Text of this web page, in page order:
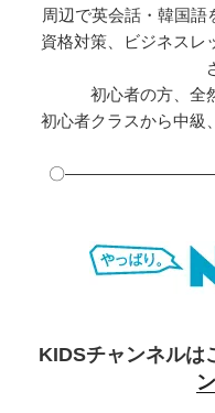
周辺で英会話・韓国
資格対策、ビジネスレ
初心者の方、全
初心者クラスから中級
〇
KIDSチャンネルは